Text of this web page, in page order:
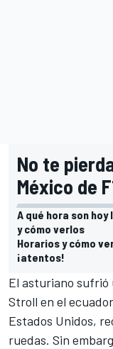
No te
México de
A qué hora son
y cómo verlos
Horarios y cómo
¡atentos!
El asturiano sufrió
Stroll en el
Estados Unidos,
ruedas. Sin